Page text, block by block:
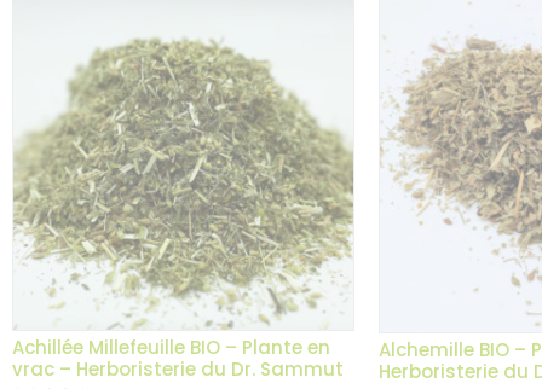
Achillée Millefeuille BIO – Plante en
vrac – Herboristerie du Dr. Sammut
Alchemille BIO –
Herboristerie du